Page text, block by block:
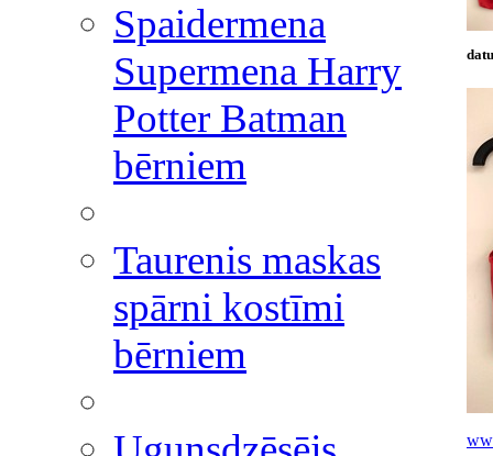
Spaidermena
Supermena Harry
Potter Batman
bērniem
Taurenis maskas
spārni kostīmi
bērniem